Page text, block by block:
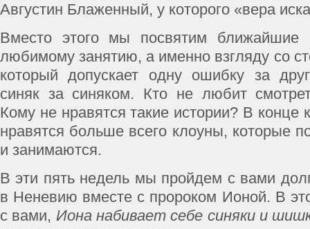
Августин Блаженный, у которого «вера
Вместо этого мы посвятим
любимому занятию, а именно взгляду со
который допускает одну ошибку за
синяк за синяком. Кто не любит
Кому не нравятся такие истории? В конце
нравятся больше всего клоуны, которые
и занимаются.
В эти пять недель мы пройдем с вами
в Неневию вместе с пророком Ионой. В
с вами, Иона набивает себе синяки и